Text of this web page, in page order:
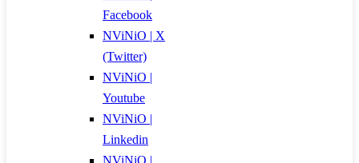
Facebook
NViNiO | X
(Twitter)
NViNiO |
Youtube
NViNiO |
Linkedin
NViNiO |